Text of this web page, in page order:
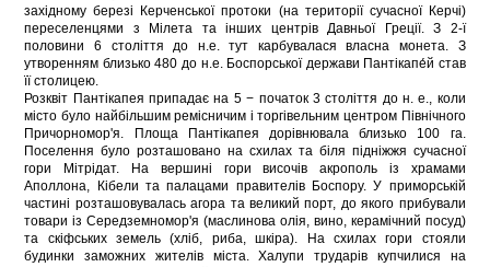
західному березі Керченської протоки (на території сучасної Керчі)
переселенцями з Мілета та інших центрів Давньої Греції. З 2-ї
половини 6 століття до н.е. тут карбувалася власна монета. З
утворенням близько 480 до н.е. Боспорської держави Пантікапе́й став
її столицею.
Розквіт Пантікапея припадає на 5 − початок 3 століття до н. е., коли
місто було найбільшим ремісничим і торгівельним центром Північного
Причорномор'я. Площа Пантікапея дорівнювала близько 100 га.
Поселення було розташовано на схилах та біля підніжжя сучасної
гори Мітрідат. На вершині гори височів акрополь із храмами
Аполлона, Кібели та палацами правителів Боспору. У приморській
частині розташовувалась агора та великий порт, до якого прибували
товари із Середземномор'я (маслинова олія, вино, керамічний посуд)
та скіфських земель (хліб, риба, шкіра). На схилах гори стояли
будинки заможних жителів міста. Халупи трударів купчилися на